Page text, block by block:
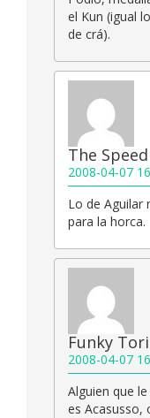
el Kun (igual
de crá).
The
2008-04-07
Lo de Aguilar
para la horca.
Funky
2008-04-07
Alguien que
es Acasusso,